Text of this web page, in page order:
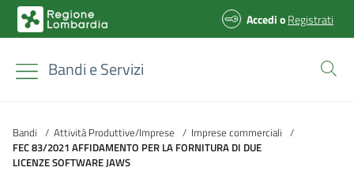
AccedioRegistrati
Bandi e Servizi
Bandi / Attività Produttive/Imprese / Imprese commerciali /
FEC 83/2021 AFFIDAMENTO PER LA FORNITURA DI DUE
LICENZE SOFTWARE JAWS